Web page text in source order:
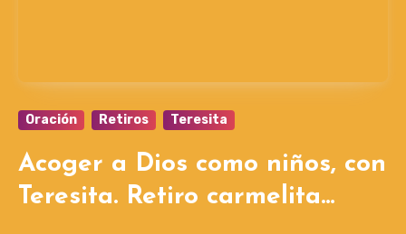
Oración Retiros Teresita
Acoger a Dios como niños, con
Teresita. Retiro carmelita